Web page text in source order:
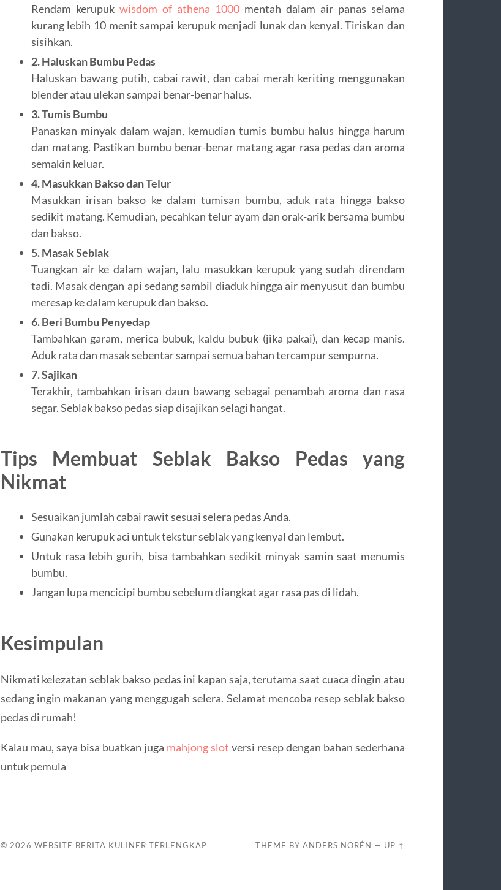
Rendam kerupuk wisdom of athena 1000mentah dalam air panas selama
kurang lebih 10 menit sampai kerupuk menjadi lunak dan kenyal. Tiriskan dan
sisihkan.
2. Haluskan Bumbu Pedas
Haluskan bawang putih, cabai rawit, dan cabai merah keriting menggunakan
blender atau ulekan sampai benar-benar halus.
3. Tumis Bumbu
Panaskan minyak dalam wajan, kemudian tumis bumbu halus hingga harum
dan matang. Pastikan bumbu benar-benar matang agar rasa pedas dan aroma
semakin keluar.
4. Masukkan Bakso dan Telur
Masukkan irisan bakso ke dalam tumisan bumbu, aduk rata hingga bakso
sedikit matang. Kemudian, pecahkan telur ayam dan orak-arik bersama bumbu
dan bakso.
5. Masak Seblak
Tuangkan air ke dalam wajan, lalu masukkan kerupuk yang sudah direndam
tadi. Masak dengan api sedang sambil diaduk hingga air menyusut dan bumbu
meresap ke dalam kerupuk dan bakso.
6. Beri Bumbu Penyedap
Tambahkan garam, merica bubuk, kaldu bubuk (jika pakai), dan kecap manis.
Aduk rata dan masak sebentar sampai semua bahan tercampur sempurna.
7. Sajikan
Terakhir, tambahkan irisan daun bawang sebagai penambah aroma dan rasa
segar. Seblak bakso pedas siap disajikan selagi hangat.
Tips Membuat Seblak Bakso Pedas yang
Nikmat
Sesuaikan jumlah cabai rawit sesuai selera pedas Anda.
Gunakan kerupuk aci untuk tekstur seblak yang kenyal dan lembut.
Untuk rasa lebih gurih, bisa tambahkan sedikit minyak samin saat menumis
bumbu.
Jangan lupa mencicipi bumbu sebelum diangkat agar rasa pas di lidah.
Kesimpulan
Nikmati kelezatan seblak bakso pedas ini kapan saja, terutama saat cuaca dingin atau
sedang ingin makanan yang menggugah selera. Selamat mencoba resep seblak bakso
pedas di rumah!
Kalau mau, saya bisa buatkan juga mahjong slot versi resep dengan bahan sederhana
untuk pemula
© 2026 WEBSITE BERITA KULINER TERLENGKAP THEME BYANDERS NORÉN — UP ↑